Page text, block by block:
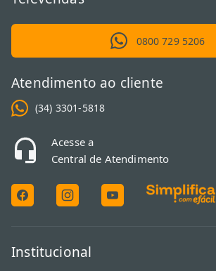
0800 729 5206
Atendimento ao cliente
(34) 3301-5818
Acesse a
Central de Atendimento
Institucional